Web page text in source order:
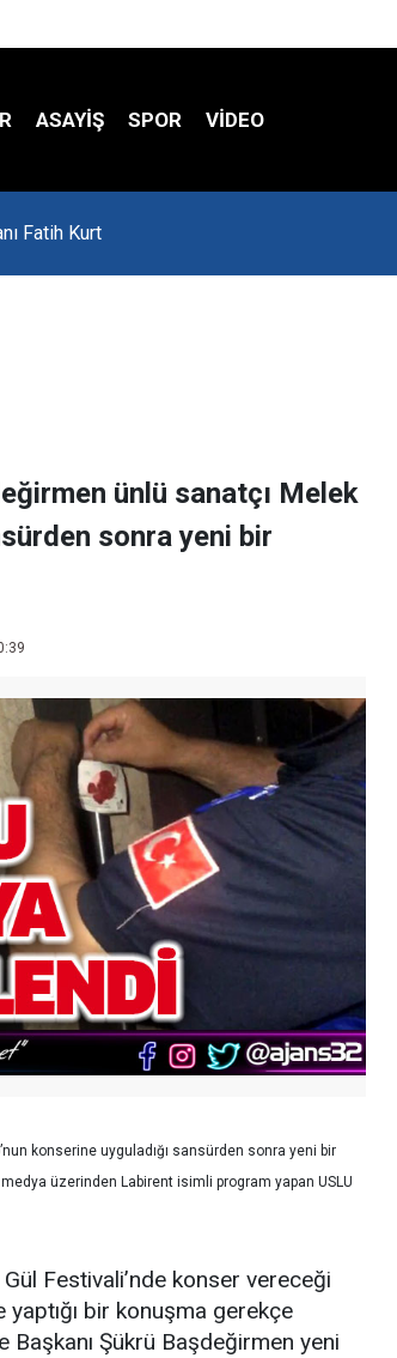
ASAYİŞ SPOR VIDEO
Kavga Çıktı
ünlü sanatçı Melek
sonra yeni bir
konserine uyguladığı sansürden sonra yeni bir
üzerinden Labirent isimli program yapan USLU
Festivali’nde konser vereceği
yaptığı bir konuşma gerekçe
Şükrü Başdeğirmen yeni